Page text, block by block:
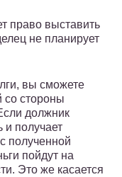
право выставить
не планирует
вы сможете
со стороны
должник
получает
полученной
пойдут на
Это же касается